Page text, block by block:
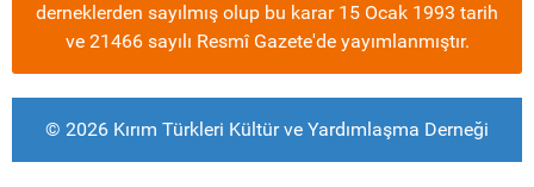
derneklerden sayılmış olup bu karar 15 Ocak 1993 tarih
ve 21466 sayılı Resmî Gazete'de yayımlanmıştır.
© 2026 Kırım Türkleri Kültür ve Yardımlaşma Derneği